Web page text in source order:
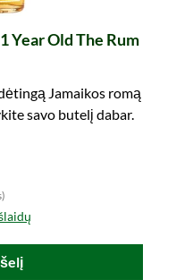
Year Old The Rum
Jamaikos romą
savo butelį dabar.